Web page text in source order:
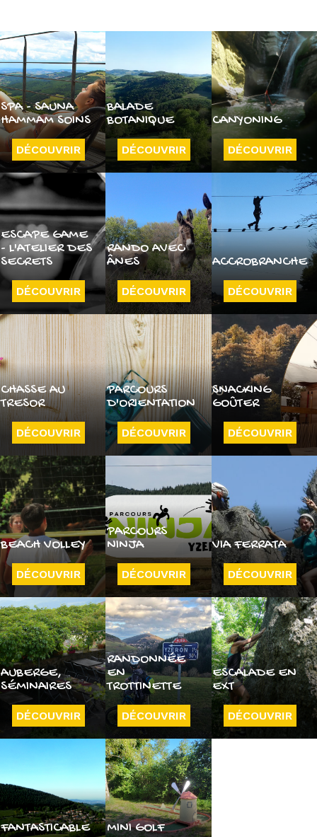
SPA - SAUNA
HAMMAM SOINS
DÉCOUVRIR
BALADE
BOTANIQUE
DÉCOUVRIR
CANYONING
DÉCOUVRIR
ESCAPE GAME
- L'ATELIER DES
SECRETS
DÉCOUVRIR
RANDO AVEC
ÂNES
DÉCOUVRIR
ACCROBRANCHE
DÉCOUVRIR
CHASSE AU
TRESOR
DÉCOUVRIR
PARCOURS
D'ORIENTATION
DÉCOUVRIR
SNACKING
GOÛTER
DÉCOUVRIR
BEACH VOLLEY
DÉCOUVRIR
PARCOURS
NINJA
DÉCOUVRIR
VIA FERRATA
DÉCOUVRIR
AUBERGE,
SÉMINAIRES
DÉCOUVRIR
RANDONNÉE
EN
TROTTINETTE
DÉCOUVRIR
ESCALADE EN
EXT
DÉCOUVRIR
FANTASTICABLE MINI GOLF